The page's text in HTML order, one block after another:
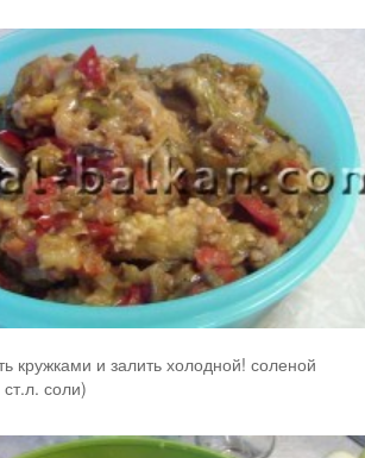
кружками и залить холодной! соленой
соли)